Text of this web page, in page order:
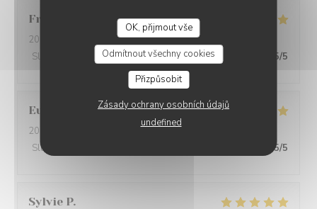
OK, přijmout vše
Odmítnout všechny cookies
Přizpůsobit
Zásady ochrany osobních údajů
undefined
Francine
2026-08-01
- 19:30 - Hosté 4
Služba
Atmosféra: 5/5 Kuchyně: 5/5 Kvalita / Cena 5/5
Eurélia
2026-07-31
- 19:45 - Hosté 4
Služba
5/5
Sylvie P